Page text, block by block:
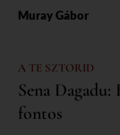
Muray Gábor
A TE SZTORID
Sena
fontos